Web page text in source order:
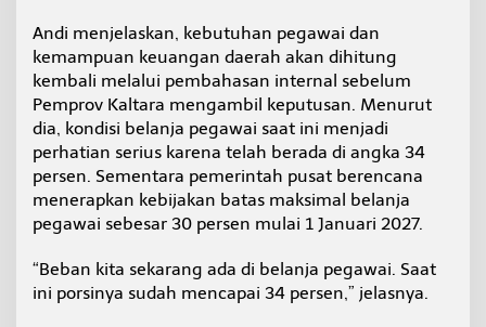
n
j
a
P
g
a
w
a
a
d
Andi menjelaskan, kebutuhan pegawai dan
kemampuan keuangan daerah akan dihitung
kembali melalui pembahasan internal sebelum
Pemprov Kaltara mengambil keputusan. Menurut
dia, kondisi belanja pegawai saat ini menjadi
perhatian serius karena telah berada di angka 34
persen. Sementara pemerintah pusat berencana
menerapkan kebijakan batas maksimal belanja
pegawai sebesar 30 persen mulai 1 Januari 2027.
“Beban kita sekarang ada di belanja pegawai. Saat
ini porsinya sudah mencapai 34 persen,” jelasnya.